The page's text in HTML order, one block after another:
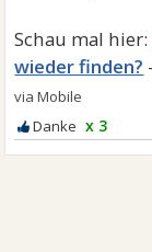
wieder finden?
x 3